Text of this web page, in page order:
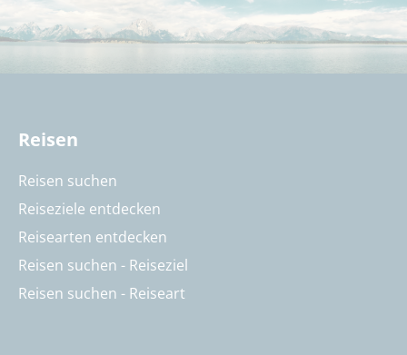
Reisen
Reisen suchen
Reiseziele entdecken
Reisearten entdecken
Reisen suchen - Reiseziel
Reisen suchen - Reiseart